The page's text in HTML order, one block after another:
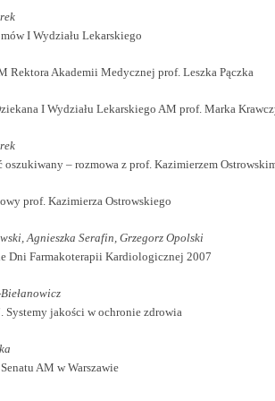
I Wydziału Lekarskiego
Rektora Akademii Medycznej prof. Leszka Pączka
I Wydziału Lekarskiego AM prof. Marka
oszukiwany – rozmowa z prof. Kazimierzem
prof. Kazimierza Ostrowskiego
Agnieszka Serafin, Grzegorz Opolski
Dni Farmakoterapii Kardiologicznej 2007
Systemy jakości w ochronie zdrowia
AM w Warszawie